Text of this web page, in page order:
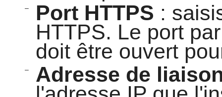
– Port HTTPS :
HTTPS. Le port
doit être ouvert
–
Adresse de